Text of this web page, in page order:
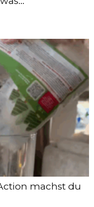
machst du